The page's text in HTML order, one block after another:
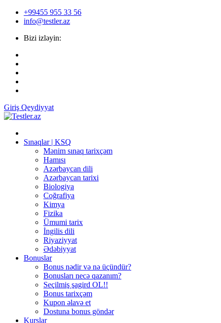
+99455 955 33 56
info@testler.az
Bizi izləyin:
Giriş Qeydiyyat
Sınaqlar | KSQ
Mənim sınaq tarixçəm
Hamısı
Azərbaycan dili
Azərbaycan tarixi
Biologiya
Coğrafiya
Kimya
Fizika
Ümumi tarix
İngilis dili
Riyaziyyat
Ədəbiyyat
Bonuslar
Bonus nədir və nə üçündür?
Bonusları necə qazanım?
Seçilmiş şagird OL!!
Bonus tarixçəm
Kupon əlavə et
Dostuna bonus göndər
Kurslar